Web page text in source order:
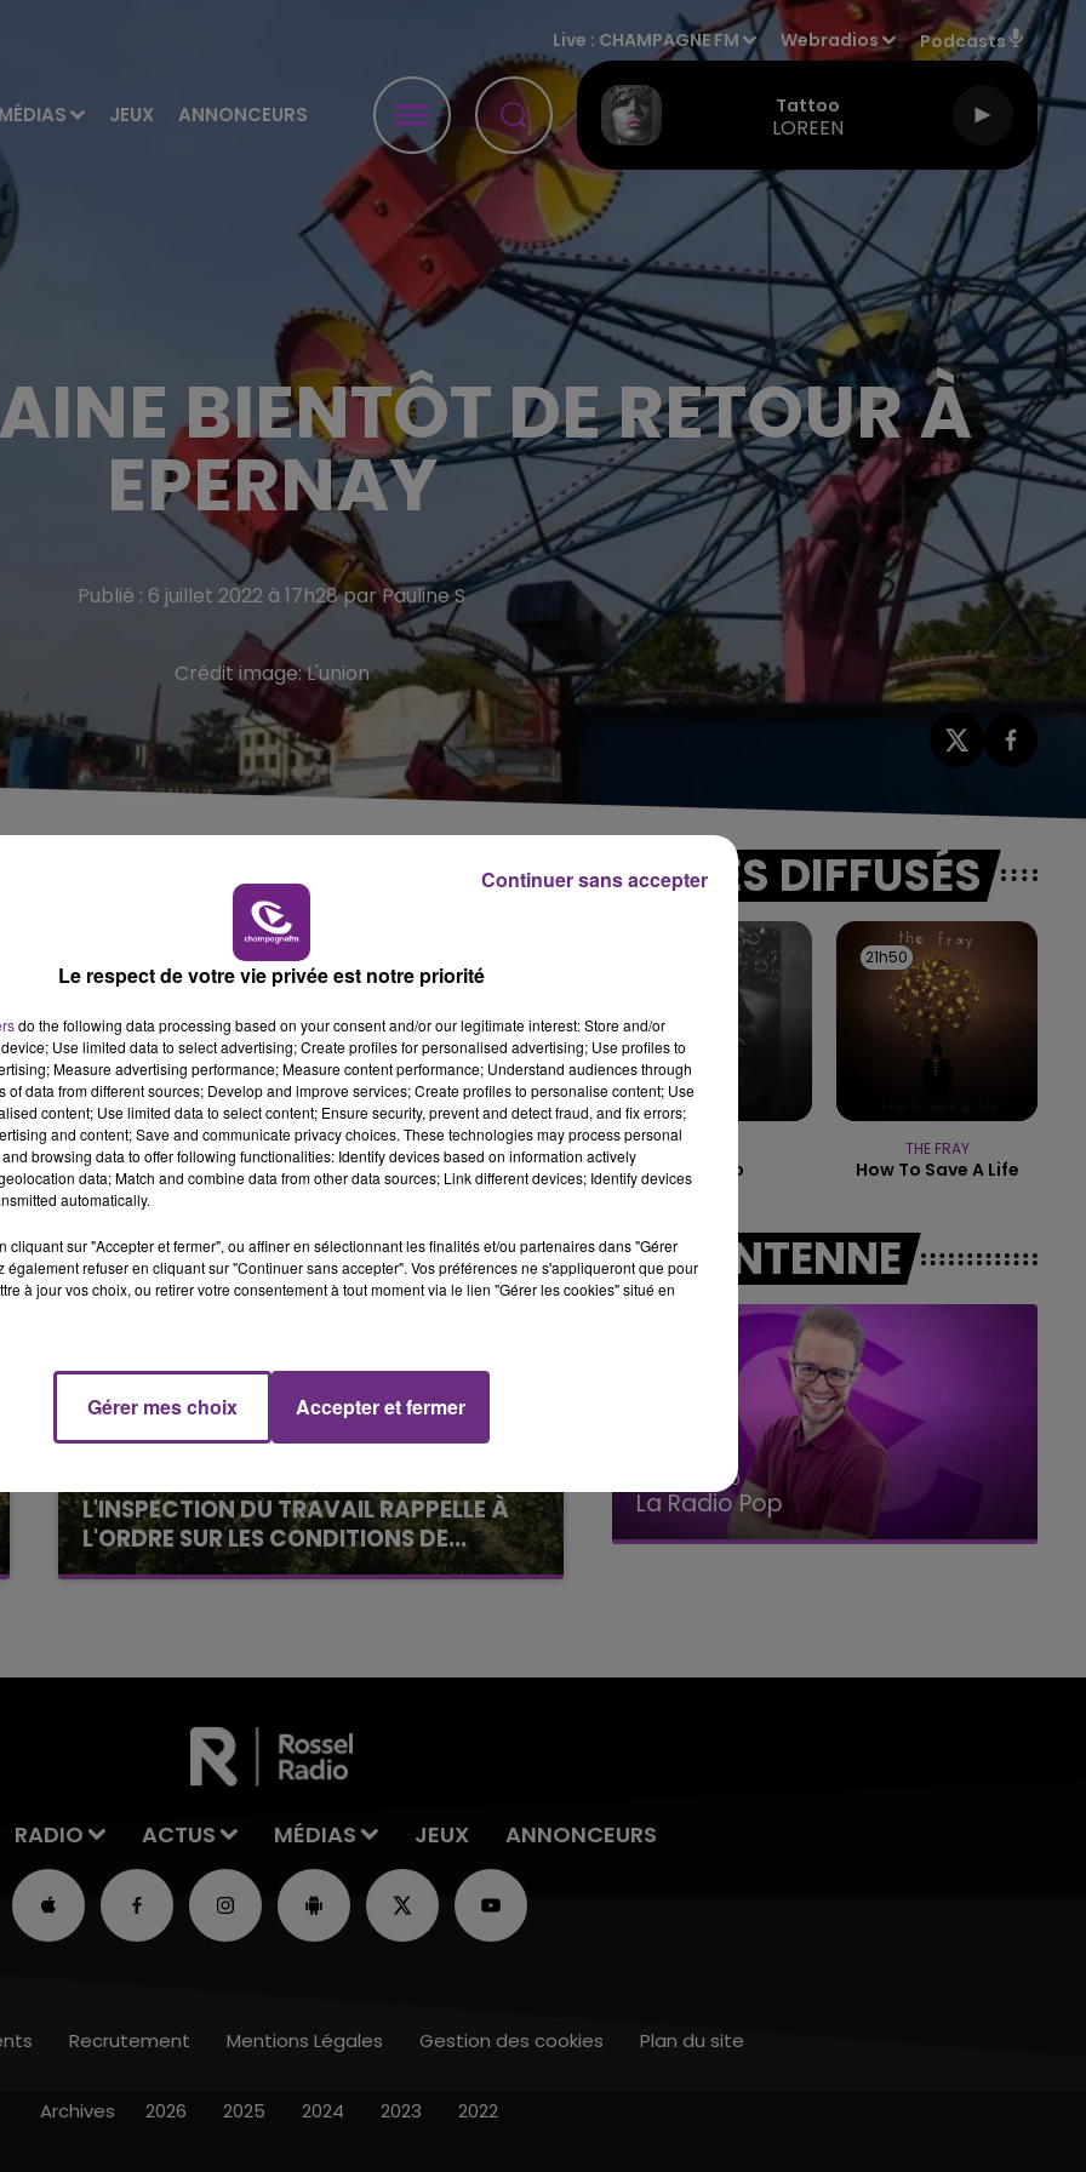
MÉDIAS JEUX ANNONCEURS
Live : CHAMPAGNE FM Webradios Podcasts
Tattoo
LOREEN
6h00 - 10h00
LA FAMILLE
10h00 - 14h00
LE TICKET DE CAISSE
BIENTÔT DE RETOUR À
EPERNAY
Publié : 6 juillet 2022 à 17h28 par Pauline S
Crédit image:L'union
ballons... plusieurs dizaines d’activités vous
à Epernay du vendredi 8 au dimanche 17 juillet.
tiendra esplanade Charles-de-Gaulle. En raison des
de l’opération immobilière sur la poche, l’espace libre a
pour la Fête foraine de juillet. Les manèges pourront ainsi
le square Raoul-Chandon ».
L'INSPECTION DU TRAVAIL RAPPELLE À
L'ORDRE SUR LES CONDITIONS DE...
Alors que les dates de début des vendange
TITRES DIFFUSÉS
Tattoo
21h50
21h50
THE FRAY
How To Save A Life
A L'ANTENNE
LE TICKET DE CAISSE
14h00 - 15h00
La Radio Pop
RADIO ACTUS MÉDIAS JEUX ANNONCEURS
Recrutement Mentions Légales Gestion des cookies Plan du site
Archives 2026 2025 2024 2023 2022
Le respect de votre vie privée est notre priorité
do the following data processing based on your consent and/or our legitimate interest: Store and/or
Use limited data to select advertising; Create profiles for personalised advertising; Use profiles to
Measure advertising performance; Measure content performance; Understand audiences through
of data from different sources; Develop and improve services; Create profiles to personalise content; Use
content; Use limited data to select content; Ensure security, prevent and detect fraud, and fix errors;
and content; Save and communicate privacy choices. These technologies may process personal
browsing data to offer following functionalities: Identify devices based on information actively
data; Match and combine data from other data sources; Link different devices; Identify devices
automatically.
cliquant sur "Accepter et fermer", ou affiner en sélectionnant les finalités et/ou partenaires dans "Gérer
également refuser en cliquant sur "Continuer sans accepter". Vos préférences ne s'appliqueront que pour
à jour vos choix, ou retirer votre consentement à tout moment via le lien "Gérer les cookies" situé en
Gérer mes choix Accepter et fermer
Continuer sans accepter